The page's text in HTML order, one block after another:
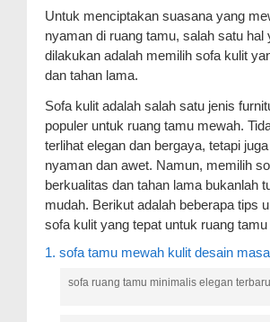
Untuk menciptakan suasana yang
nyaman di ruang tamu, salah satu hal
dilakukan adalah memilih sofa kulit
dan tahan lama.
Sofa kulit adalah salah satu jenis
populer untuk ruang tamu mewah.
terlihat elegan dan bergaya, tetapi
nyaman dan awet. Namun, memilih
berkualitas dan tahan lama bukanlah
mudah. Berikut adalah beberapa tips
sofa kulit yang tepat untuk ruang tamu
1. sofa tamu mewah kulit desain
sofa ruang tamu minimalis elegan